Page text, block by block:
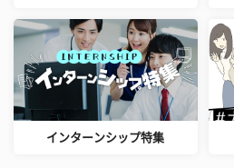
インターンシップ特集